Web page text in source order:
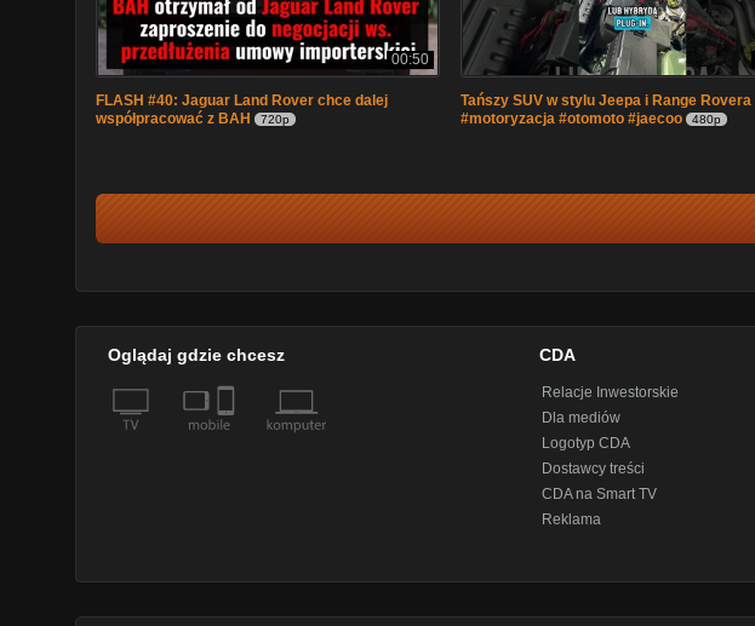
00:50
FLASH #40: Jaguar Land Rover chce dalej
współpracować z BAH
720p
Tańszy SUV w stylu Jeepa i Range Rovera
#motoryzacja #otomoto #jaecoo
480p
Oglądaj gdzie chcesz CDA
Relacje Inwestorskie
Dla mediów
Logotyp CDA
Dostawcy treści
CDA na Smart TV
Reklama